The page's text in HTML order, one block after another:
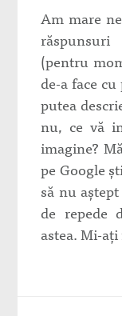
Am mare
(pentru
de-a face
putea
nu, ce vă
imagine?
pe Google
să nu
de repede
astea. Mi-